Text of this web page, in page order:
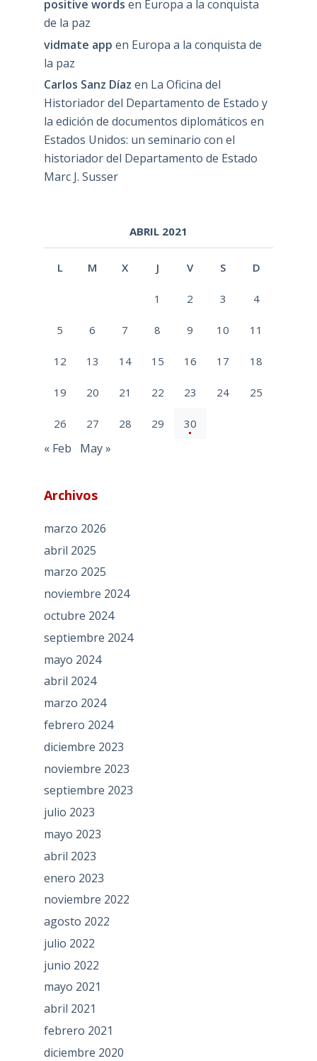
positive words en Europa a la conquista
de la paz
vidmate app en Europa a la conquista de
la paz
Carlos Sanz Díaz en La Oficina del
Historiador del Departamento de Estado y
la edición de documentos diplomáticos en
Estados Unidos: un seminario con el
historiador del Departamento de Estado
Marc J. Susser
ABRIL 2021
L M X J V S D
1 2 3 4
5 6 7 8 9 10 11
12 13 14 15 16 17 18
19 20 21 22 23 24 25
26 27 28 29 30
« Feb May »
Archivos
marzo 2026
abril 2025
marzo 2025
noviembre 2024
octubre 2024
septiembre 2024
mayo 2024
abril 2024
marzo 2024
febrero 2024
diciembre 2023
noviembre 2023
septiembre 2023
julio 2023
mayo 2023
abril 2023
enero 2023
noviembre 2022
agosto 2022
julio 2022
junio 2022
mayo 2021
abril 2021
febrero 2021
diciembre 2020